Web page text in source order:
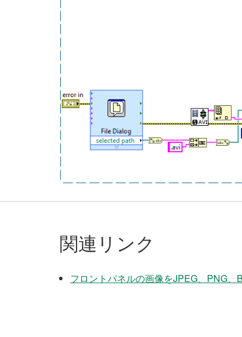
関連リンク
フロントパネルの画像をJPEG、PNG、